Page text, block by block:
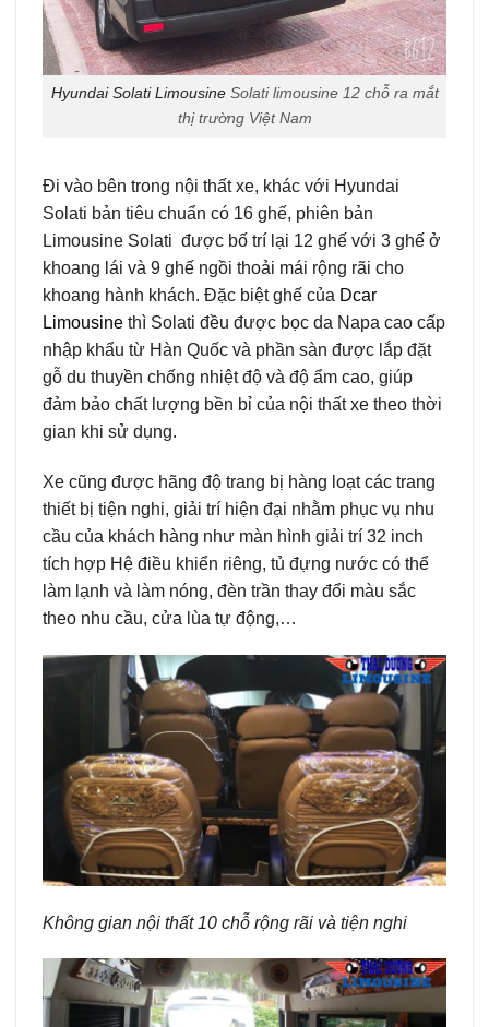
Hyundai Solati Limousine Solati limousine 12 chỗ ra mắt
thị trường Việt Nam
Đi vào bên trong nội thất xe, khác với Hyundai
Solati bản tiêu chuẩn có 16 ghế, phiên bản
Limousine Solati được bố trí lại 12 ghế với 3 ghế ở
khoang lái và 9 ghế ngồi thoải mái rộng rãi cho
khoang hành khách. Đặc biệt ghế của Dcar
Limousine thì Solati đều được bọc da Napa cao cấp
nhập khẩu từ Hàn Quốc và phần sàn được lắp đặt
gỗ du thuyền chống nhiệt độ và độ ẩm cao, giúp
đảm bảo chất lượng bền bỉ của nội thất xe theo thời
gian khi sử dụng.
Xe cũng được hãng độ trang bị hàng loạt các trang
thiết bị tiện nghi, giải trí hiện đại nhằm phục vụ nhu
cầu của khách hàng như màn hình giải trí 32 inch
tích hợp Hệ điều khiển riêng, tủ đựng nước có thể
làm lạnh và làm nóng, đèn trần thay đổi màu sắc
theo nhu cầu, cửa lùa tự động,…
Không gian nội thất 10 chỗ rộng rãi và tiện nghi